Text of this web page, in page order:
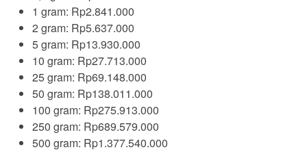
1 gram: Rp2.841.000
2 gram: Rp5.637.000
5 gram: Rp13.930.000
10 gram: Rp27.713.000
25 gram: Rp69.148.000
50 gram: Rp138.011.000
100 gram: Rp275.913.000
250 gram: Rp689.579.000
500 gram: Rp1.377.540.000